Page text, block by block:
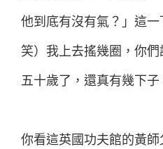
他到底有沒有氣？」這
笑）我上去搖幾圈，你們
五十歲了，還真有幾下子
你看這英國功夫館的黃